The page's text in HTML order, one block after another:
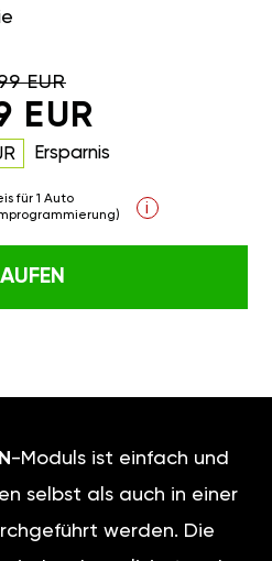
EUR
EUR
Ersparnis
für 1 Auto
i
-Moduls ist einfach und
selbst als auch in einer
werden. Die